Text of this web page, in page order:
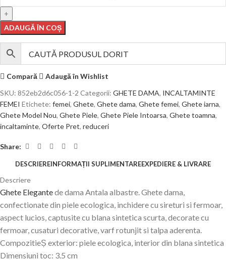
ADAUGĂ ÎN COȘ
Compară
Adaugă în Wishlist
SKU: 852eb2d6c056-1-2 Categorii: GHETE DAMA, INCALTAMINTE
FEMEI Etichete: femei, Ghete, Ghete dama, Ghete femei, Ghete iarna,
Ghete Model Nou, Ghete Piele, Ghete Piele Intoarsa, Ghete toamna,
incaltaminte, Oferte Pret, reduceri
Share:
DESCRIEREINFORMAȚII SUPLIMENTAREEXPEDIERE & LIVRARE
Descriere
Ghete Elegantede dama Antala albastre. Ghete dama,
confectionate din piele ecologica, inchidere cu sireturi si fermoar,
aspect lucios, captusite cu blana sintetica scurta, decorate cu
fermoar, cusaturi decorative, varf rotunjit si talpa aderenta.
CompozitieȘ exterior: piele ecologica, interior din blana sintetica
Dimensiuni toc: 3.5 cm